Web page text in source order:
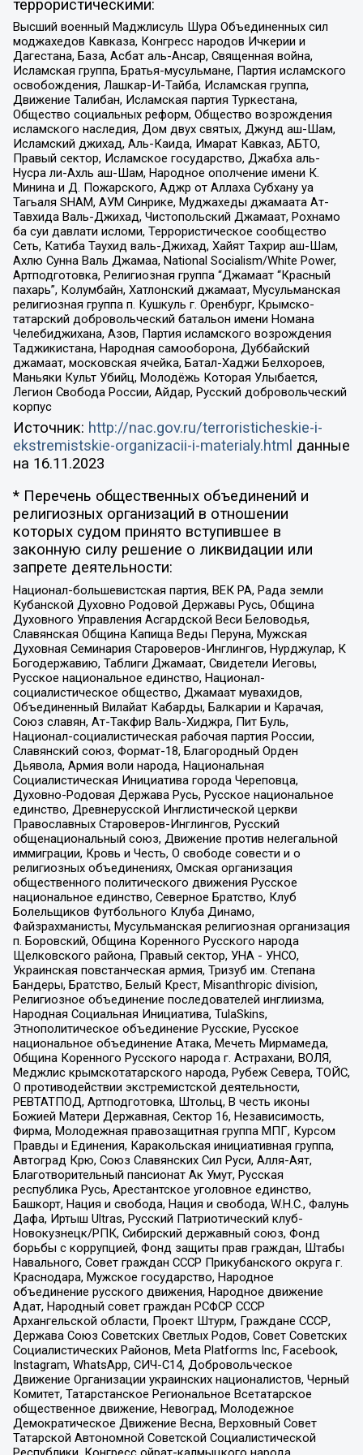
террористическими:
Высший военный Маджлисуль Шура Объединенных сил
моджахедов Кавказа, Конгресс народов Ичкерии и
Дагестана, База, Асбат аль-Ансар, Священная война,
Исламская группа, Братья-мусульмане, Партия исламского
освобождения, Лашкар-И-Тайба, Исламская группа,
Движение Талибан, Исламская партия Туркестана,
Общество социальных реформ, Общество возрождения
исламского наследия, Дом двух святых, Джунд аш-Шам,
Исламский джихад, Аль-Каида, Имарат Кавказ, АБТО,
Правый сектор, Исламское государство, Джабха аль-
Нусра ли-Ахль аш-Шам, Народное ополчение имени К.
Минина и Д. Пожарского, Аджр от Аллаха Субхану уа
Тагьаля SHAM, АУМ Синрике, Муджахеды джамаата Ат-
Тавхида Валь-Джихад, Чистопольский Джамаат, Рохнамо
ба суи давлати исломи, Террористическое сообщество
Сеть, Катиба Таухид валь-Джихад, Хайят Тахрир аш-Шам,
Ахлю Сунна Валь Джамаа, National Socialism/White Power,
Артподготовка, Религиозная группа “Джамаат “Красный
пахарь”, Колумбайн, Хатлонский джамаат, Мусульманская
религиозная группа п. Кушкуль г. Оренбург, Крымско-
татарский добровольческий батальон имени Номана
Челебиджихана, Азов, Партия исламского возрождения
Таджикистана, Народная самооборона, Дуббайский
джамаат, московская ячейка, Батал-Хаджи Белхороев,
Маньяки Культ Убийц, Молодёжь Которая Улыбается,
Легион Свобода России, Айдар, Русский добровольческий
корпус
Источник: http://nac.gov.ru/terroristicheskie-i-
ekstremistskie-organizacii-i-materialy.html данные
на 16.11.2023
* Перечень общественных объединений и
религиозных организаций в отношении
которых судом принято вступившее в
законную силу решение о ликвидации или
запрете деятельности:
Национал-большевистская партия, ВЕК РА, Рада земли
Кубанской Духовно Родовой Державы Русь, Община
Духовного Управления Асгардской Веси Беловодья,
Славянская Община Капища Веды Перуна, Мужская
Духовная Семинария Староверов-Инглингов, Нурджулар, К
Богодержавию, Таблиги Джамаат, Свидетели Иеговы,
Русское национальное единство, Национал-
социалистическое общество, Джамаат мувахидов,
Объединенный Вилайат Кабарды, Балкарии и Карачая,
Союз славян, Ат-Такфир Валь-Хиджра, Пит Буль,
Национал-социалистическая рабочая партия России,
Славянский союз, Формат-18, Благородный Орден
Дьявола, Армия воли народа, Национальная
Социалистическая Инициатива города Череповца,
Духовно-Родовая Держава Русь, Русское национальное
единство, Древнерусской Инглистической церкви
Православных Староверов-Инглингов, Русский
общенациональный союз, Движение против нелегальной
иммиграции, Кровь и Честь, О свободе совести и о
религиозных объединениях, Омская организация
общественного политического движения Русское
национальное единство, Северное Братство, Клуб
Болельщиков Футбольного Клуба Динамо,
Файзрахманисты, Мусульманская религиозная организация
п. Боровский, Община Коренного Русского народа
Щелковского района, Правый сектор, УНА - УНСО,
Украинская повстанческая армия, Тризуб им. Степана
Бандеры, Братство, Белый Крест, Misanthropic division,
Религиозное объединение последователей инглиизма,
Народная Социальная Инициатива, TulaSkins,
Этнополитическое объединение Русские, Русское
национальное объединение Атака, Мечеть Мирмамеда,
Община Коренного Русского народа г. Астрахани, ВОЛЯ,
Меджлис крымскотатарского народа, Рубеж Севера, ТОЙС,
О противодействии экстремистской деятельности,
РЕВТАТПОД, Артподготовка, Штольц, В честь иконы
Божией Матери Державная, Сектор 16, Независимость,
Фирма, Молодежная правозащитная группа МПГ, Курсом
Правды и Единения, Каракольская инициативная группа,
Автоград Крю, Союз Славянских Сил Руси, Алля-Аят,
Благотворительный пансионат Ак Умут, Русская
республика Русь, Арестантское уголовное единство,
Башкорт, Нация и свобода, Нация и свобода, W.H.С., Фалунь
Дафа, Иртыш Ultras, Русский Патриотический клуб-
Новокузнецк/РПК, Сибирский державный союз, Фонд
борьбы с коррупцией, Фонд защиты прав граждан, Штабы
Навального, Совет граждан СССР Прикубанского округа г.
Краснодара, Мужское государство, Народное
объединение русского движения, Народное движение
Адат, Народный совет граждан РСФСР СССР
Архангельской области, Проект Штурм, Граждане СССР,
Держава Союз Советских Светлых Родов, Совет Советских
Социалистических Районов, Meta Platforms Inc, Facebook,
Instagram, WhatsApp, СИЧ-С14, Добровольческое
Движение Организации украинских националистов, Черный
Комитет, Татарстанское Региональное Всетатарское
общественное движение, Невоград, Молодежное
Демократическое Движение Весна, Верховный Совет
Татарской Автономной Советской Социалистической